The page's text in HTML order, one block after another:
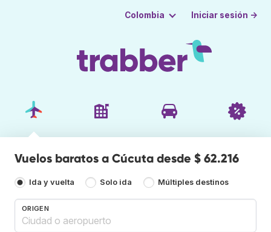
Colombia Iniciar sesión →
Vuelos baratos a Cúcuta desde $ 62.216
Ida y vuelta Solo ida Múltiples destinos
ORIGEN